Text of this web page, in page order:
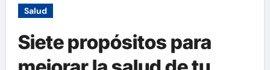
Salud
Siete propósitos para